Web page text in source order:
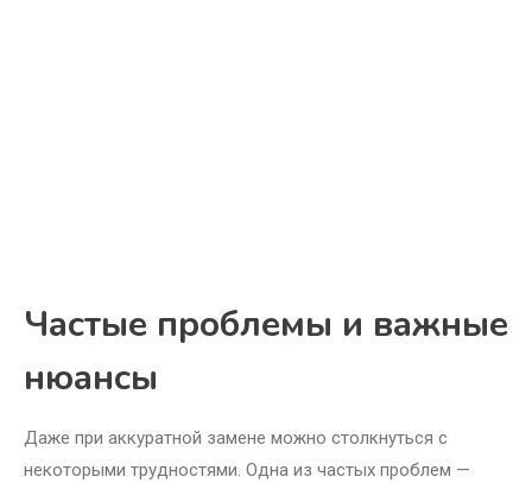
Частые проблемы и важные
нюансы
Даже при аккуратной замене можно столкнуться с
некоторыми трудностями. Одна из частых проблем —